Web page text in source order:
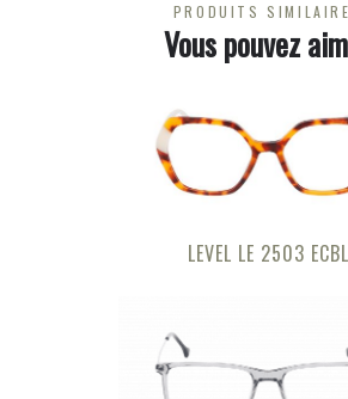
PRODUITS
Vous pouvez
LEVEL LE 2503 ECBL